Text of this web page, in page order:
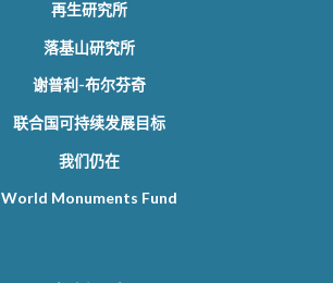
再生研究所
落基山研究所
谢普利-布尔芬奇
联合国可持续发展目标
我们仍在
World Monuments Fund